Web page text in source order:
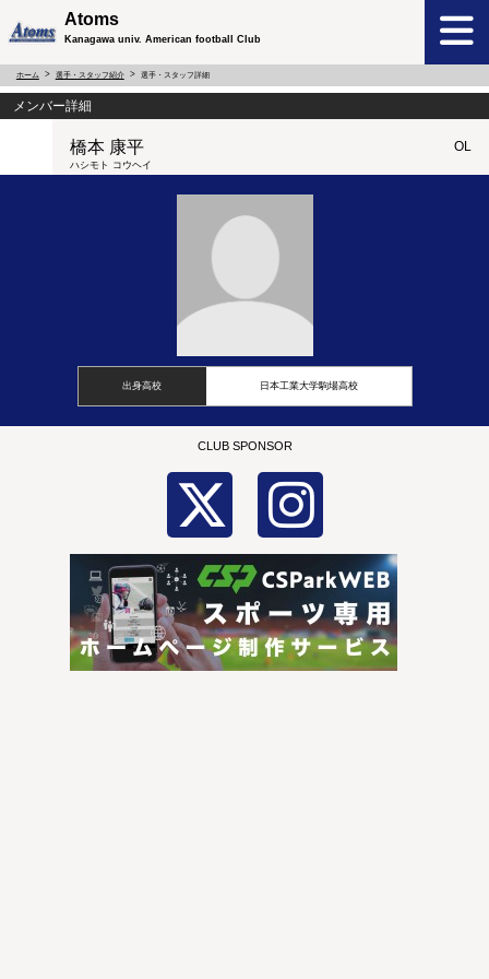
Atoms
Kanagawa univ. American football Club
ホーム 選手・スタッフ紹介 選手・スタッフ詳細
メンバー詳細
橋本 康平
ハシモト コウヘイ
OL
出身高校 日本工業大学駒場高校
CLUB SPONSOR